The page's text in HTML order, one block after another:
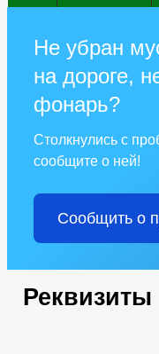
Не убран
на дороге,
фонарь?
Столкнулись с
сообщите о ней!
Сообщить о
Реквизиты